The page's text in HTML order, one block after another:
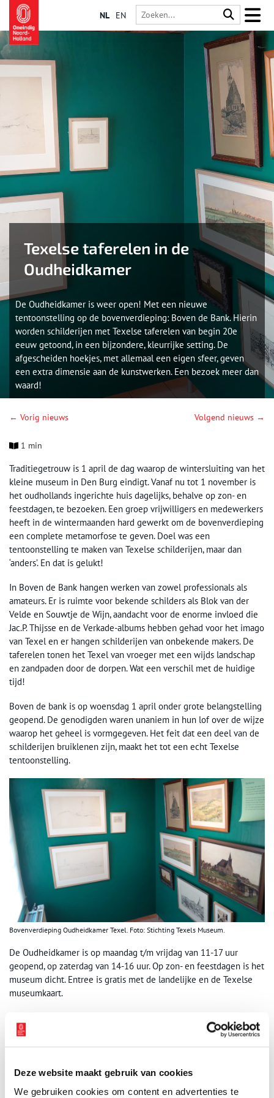
Deze website maakt gebruik van cookies
We gebruiken cookies om content en advertenties te
NL EN
Texelse taferelen in de
Oudheidkamer
De Oudheidkamer is weer open! Met een nieuwe
tentoonstelling op de bovenverdieping: Boven de Bank. Hierin
worden schilderijen met Texelse taferelen van begin 20e
eeuw getoond, in een bijzondere, kleurrijke setting. De
afgescheiden hoekjes, met allemaal een eigen sfeer, geven
een extra dimensie aan de kunstwerken. Een bezoek meer dan
waard!
← Vorig nieuws Volgend nieuws →
1 min
Traditiegetrouw is 1 april de dag waarop de wintersluiting van het
kleine museum in Den Burg eindigt. Vanaf nu tot 1 november is
het oudhollands ingerichte huis dagelijks, behalve op zon- en
feestdagen, te bezoeken. Een groep vrijwilligers en medewerkers
heeft in de wintermaanden hard gewerkt om de bovenverdieping
een complete metamorfose te geven. Doel was een
tentoonstelling te maken van Texelse schilderijen, maar dan
‘anders’. En dat is gelukt!
In Boven de Bank hangen werken van zowel professionals als
amateurs. Er is ruimte voor bekende schilders als Blok van der
Velde en Souwtje de Wijn, aandacht voor de enorme invloed die
Jac.P. Thijsse en de Verkade-albums hebben gehad voor het imago
van Texel en er hangen schilderijen van onbekende makers. De
taferelen tonen het Texel van vroeger met een wijds landschap
en zandpaden door de dorpen. Wat een verschil met de huidige
tijd!
Boven de bank is op woensdag 1 april onder grote belangstelling
geopend. De genodigden waren unaniem in hun lof over de wijze
waarop het geheel is vormgegeven. Het feit dat een deel van de
schilderijen bruiklenen zijn, maakt het tot een echt Texelse
tentoonstelling.
Bovenverdieping Oudheidkamer Texel. Foto: Stichting Texels Museum.
De Oudheidkamer is op maandag t/m vrijdag van 11-17 uur
geopend, op zaterdag van 14-16 uur. Op zon- en feestdagen is het
museum dicht. Entree is gratis met de landelijke en de Texelse
museumkaart.
Publicatiedatum: 07/04/2026